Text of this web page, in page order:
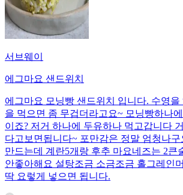
서브웨이
에그마요 샌드위치
에그마요 모닝빵 샌드위치 입니다. 수영
을 먹으면 좀 무겁더라고요~ 모닝빵하나
이죠? 저거 하나에 두유하나 먹고갑니다
다고보면됩니다~ 포만감은 정말 엄청나구
만드는데 계란5개랑 후추 마요네즈는 2큰
안좋아해요 설탕조금 소금조금 홀그레인
딱 요렇게 넣으면 됩니다.